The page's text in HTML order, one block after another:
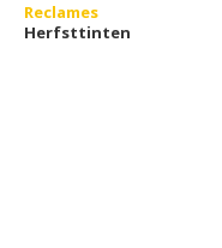
Reclames
Herfsttinten